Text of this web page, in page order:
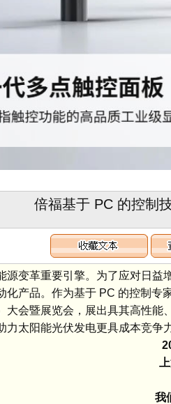
倍福基于 PC 的控制
变革重要引擎。为了应对日益
化产品。作为基于 PC 的控制
大会暨展览会，展出具其高性
力太阳能光伏发电更具成本竞争
上海
我们